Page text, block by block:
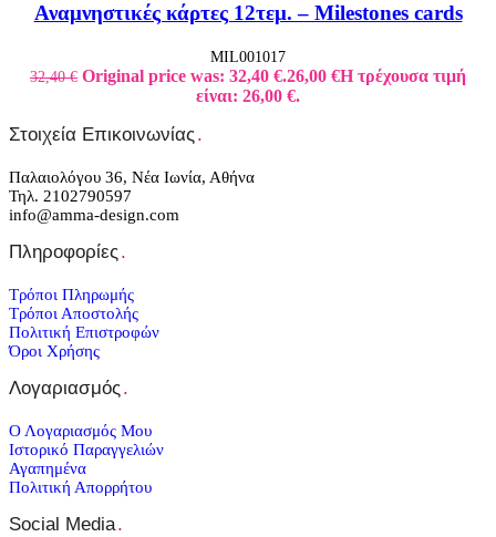
Αναμνηστικές κάρτες 12τεμ. – Milestones cards
MIL001017
32,40€ Original price was: 32,40 €.26,00 €Η τρέχουσα τιμή
είναι: 26,00 €.
Στοιχεία Επικοινωνίας.
Παλαιολόγου 36, Νέα Ιωνία, Αθήνα
Τηλ. 2102790597
info@amma-design.com
Πληροφορίες.
Τρόποι Πληρωμής
Τρόποι Αποστολής
Πολιτική Επιστροφών
Όροι Χρήσης
Λογαριασμός.
Ο Λογαριασμός Μου
Ιστορικό Παραγγελιών
Αγαπημένα
Πολιτική Απορρήτου
Social Media.